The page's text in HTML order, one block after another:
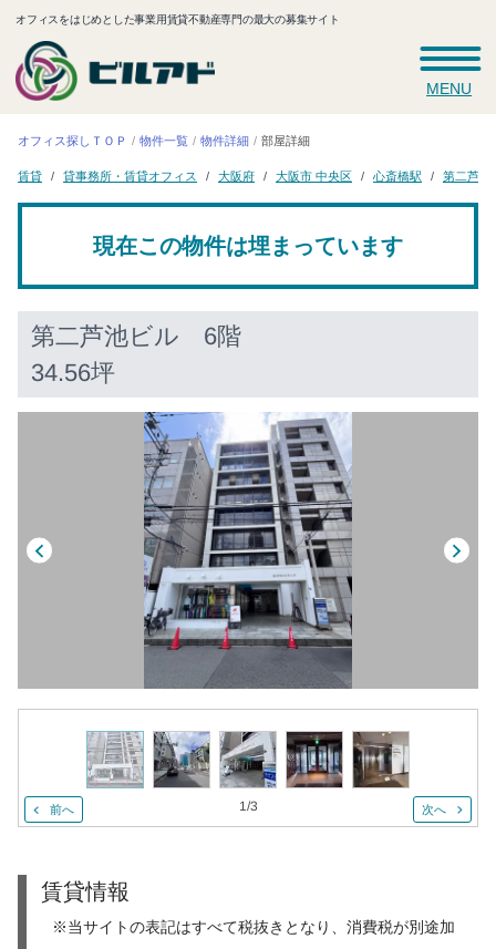
オフィスをはじめとした事業用賃貸不動産専門の最大の募集サイト
MENU
オフィス探しＴＯＰ 物件一覧 物件詳細 部屋詳細
賃貸 貸事務所・賃貸オフィス 大阪府 大阪市 中央区 心斎橋駅 第二芦池
現在この物件は埋まっています
第二芦池ビル 6階
34.56坪
前へ 1/3 次へ
賃貸情報
※当サイトの表記はすべて税抜きとなり、消費税が別途加